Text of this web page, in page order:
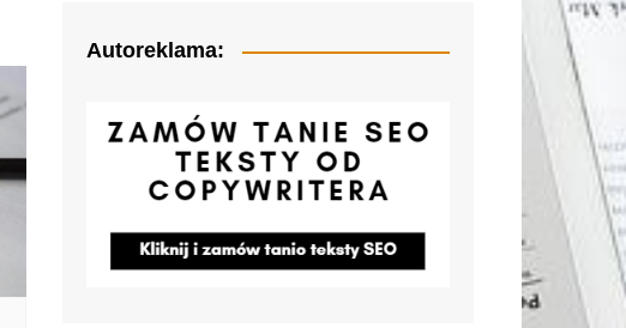
Autoreklama: